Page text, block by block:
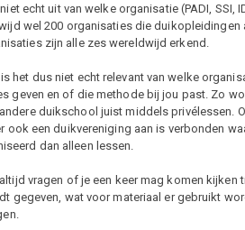
echt uit van welke organisatie (PADI, SSI,
wel 200 organisaties die duikopleidingen
zijn alle zes wereldwijd erkend.
het dus niet echt relevant van welke
geven en of die methode bij jou past. Zo
duikschool juist middels privélessen.
een duikvereniging aan is verbonden
dan alleen lessen.
vragen of je een keer mag komen kijken
gegeven, wat voor materiaal er gebruikt